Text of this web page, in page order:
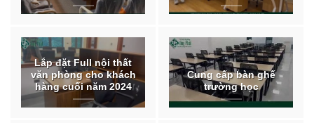
Lắp đặt Full nội thất
văn phòng cho khách
hàng cuối năm 2024
Cung cấp bàn ghế
trường học